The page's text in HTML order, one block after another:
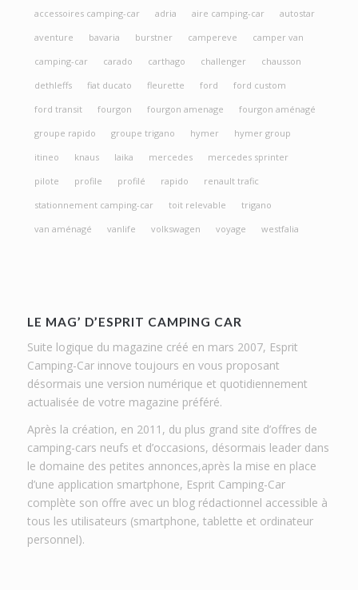
accessoires camping-car adria aire camping-car
autostar
aventure
bavaria burstner campereve
camper van
camping-car
carado carthago challenger
chausson
dethleffs
fiat ducato fleurette ford
ford custom
ford transit
fourgon fourgon amenage
fourgon aménagé
groupe rapido
groupe trigano hymer
hymer group
itineo
knaus laika mercedes
mercedes sprinter
pilote
profile profilé rapido
renault trafic
stationnement camping-car
toit relevable
trigano
van aménagé
vanlife volkswagen voyage westfalia
LE MAG’ D’ESPRIT CAMPING CAR
Suite logique du magazine créé en mars 2007, Esprit
Camping-Car innove toujours en vous proposant
désormais une version numérique et quotidiennement
actualisée de votre magazine préféré.
Après la création, en 2011, du plus grand site d’offres de
camping-cars neufs et d’occasions, désormais leader dans
le domaine des petites annonces,après la mise en place
d’une application smartphone, Esprit Camping-Car
complète son offre avec un blog rédactionnel accessible à
tous les utilisateurs (smartphone, tablette et ordinateur
personnel).